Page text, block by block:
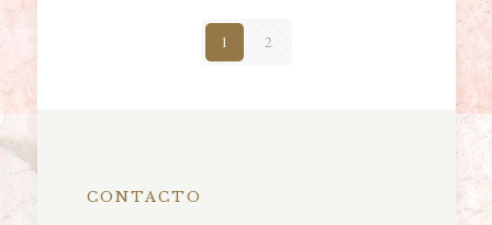
hasta
$51.500 $47.500
1 2
CONTACTO